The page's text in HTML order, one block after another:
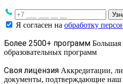
Я согласен на обработку
Более 2500+ программ Большая
образовательных программ
Своя лицензия Аккредитации,
документы, подтверждающие наш